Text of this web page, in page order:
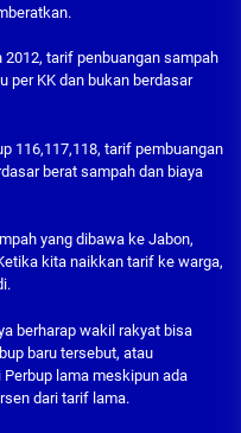
2012, tarif penbuangan sampah
per KK dan bukan berdasar
116,117,118, tarif pembuangan
berat sampah dan biaya
yang dibawa ke Jabon,
kita naikkan tarif ke warga,
berharap wakil rakyat bisa
baru tersebut, atau
lama meskipun ada
dari tarif lama.